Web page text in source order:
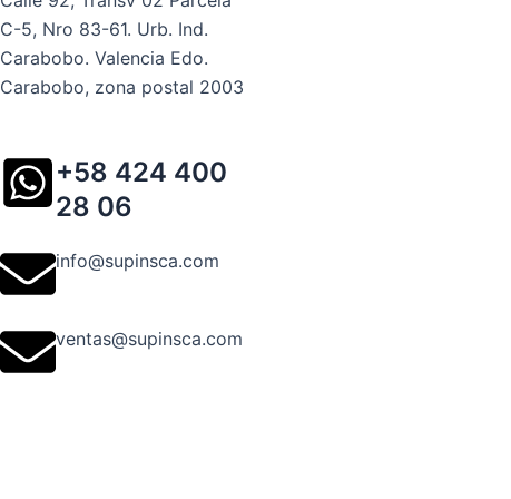
C-5, Nro 83-61. Urb. Ind.
Carabobo. Valencia Edo.
Carabobo, zona postal 2003
+58 424 400
28 06
info@supinsca.com
ventas@supinsca.com